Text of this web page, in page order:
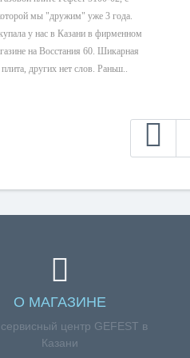
мы "дружим" уже 3 года.
у нас в Казани в фирменном
на Восстания 60. Шикарная
плита, других нет слов. Раньш..
О МАГАЗИНЕ
центр GEFEST в
Казани